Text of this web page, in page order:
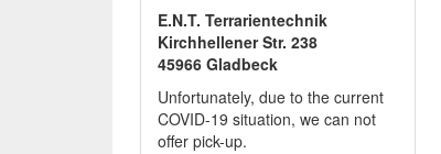
E.N.T. Terrarientechnik
Kirchhellener Str. 238
45966 Gladbeck
Unfortunately, due to the current
COVID-19 situation, we can not
offer pick-up.